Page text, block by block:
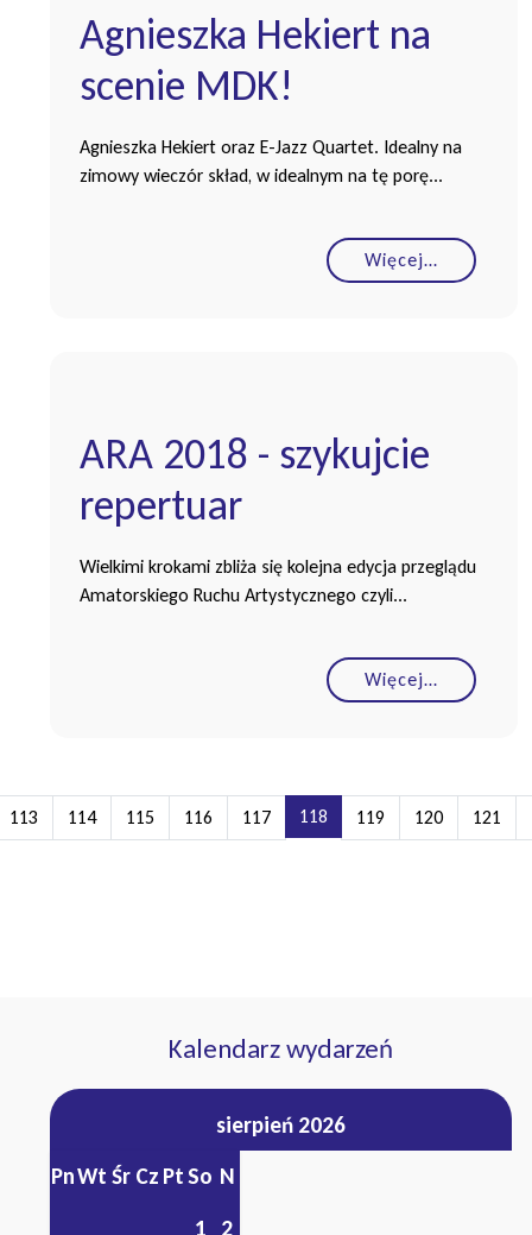
Agnieszka Hekiert na
scenie MDK!
Agnieszka Hekiert oraz E-Jazz Quartet. Idealny na
zimowy wieczór skład, w idealnym na tę porę...
Więcej…
ARA 2018 - szykujcie
repertuar
Wielkimi krokami zbliża się kolejna edycja przeglądu
Amatorskiego Ruchu Artystycznego czyli...
Więcej…
113 114 115 116 117 118 119 120 121
Kalendarz wydarzeń
sierpień 2026
PnWt Śr Cz PtSo N
1
2